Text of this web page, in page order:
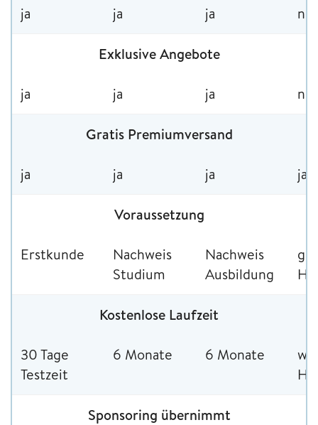
ja ja ja
Exklusive Angebote
ja ja ja
Gratis Premiumversand
ja ja ja ja
Voraussetzung
Erstkunde
Nachweis
Studium
Nachweis
Ausbildung
Kostenlose Laufzeit
30 Tage
Testzeit
6 Monate 6 Monate
wie
Sponsoring übernimmt